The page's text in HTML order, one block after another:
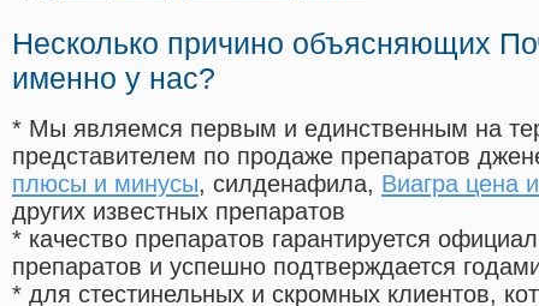
Несколько причино объясняющих
именно у нас?
* Мы являемся первым и единственным на
представителем по продаже препаратов
плюсы и минусы, силденафила, Виагра цена
других известных препаратов
* качество препаратов гарантируется
препаратов и успешно подтверждается
* для стестинельных и скромных клиентов,